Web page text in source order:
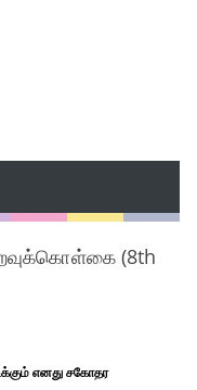
(8th
எனது சகோதர